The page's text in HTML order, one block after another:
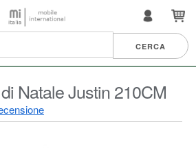
Natale Justin 210CM